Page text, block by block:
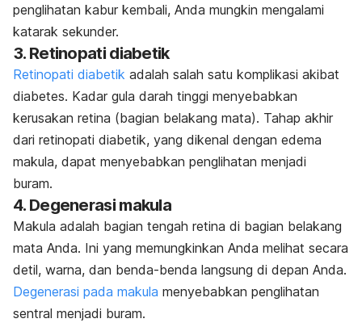
penglihatan kabur kembali, Anda mungkin mengalami
katarak sekunder.
3. Retinopati diabetik
Retinopati diabetik adalah salah satu komplikasi akibat
diabetes. Kadar gula darah tinggi menyebabkan
kerusakan retina (bagian belakang mata). Tahap akhir
dari retinopati diabetik, yang dikenal dengan edema
makula, dapat menyebabkan penglihatan menjadi
buram.
4. Degenerasi makula
Makula adalah bagian tengah retina di bagian belakang
mata Anda. Ini yang memungkinkan Anda melihat secara
detil, warna, dan benda-benda langsung di depan Anda.
Degenerasi pada makula menyebabkan penglihatan
sentral menjadi buram.